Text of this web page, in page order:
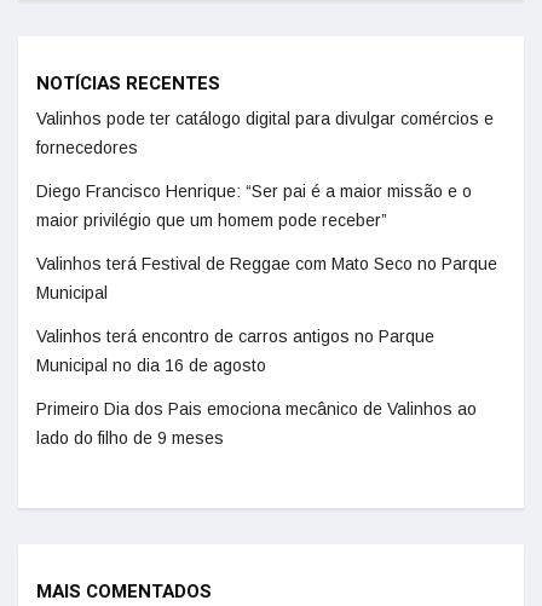
NOTÍCIAS RECENTES
Valinhos pode ter catálogo digital para divulgar comércios e
fornecedores
Diego Francisco Henrique: “Ser pai é a maior missão e o
maior privilégio que um homem pode receber”
Valinhos terá Festival de Reggae com Mato Seco no Parque
Municipal
Valinhos terá encontro de carros antigos no Parque
Municipal no dia 16 de agosto
Primeiro Dia dos Pais emociona mecânico de Valinhos ao
lado do filho de 9 meses
MAIS COMENTADOS